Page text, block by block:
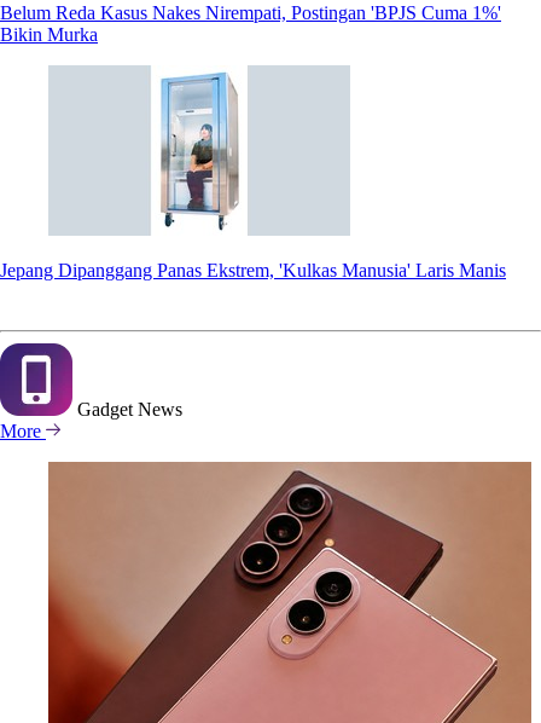
Belum Reda Kasus Nakes Nirempati, Postingan 'BPJS Cuma 1%'
Bikin Murka
Jepang Dipanggang Panas Ekstrem, 'Kulkas Manusia' Laris Manis
Gadget News
More